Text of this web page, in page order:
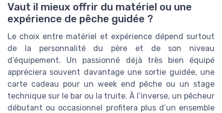
Vaut il mieux offrir du matériel ou une
expérience de pêche guidée ?
Le choix entre matériel et expérience dépend surtout
de la personnalité du père et de son niveau
d’équipement. Un passionné déjà très bien équipé
appréciera souvent davantage une sortie guidée, une
carte cadeau pour un week end pêche ou un stage
technique sur le bar ou la truite. À l’inverse, un pêcheur
débutant ou occasionnel profitera plus d’un ensemble